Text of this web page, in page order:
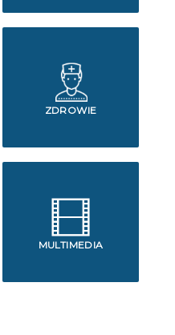
ZDROWIE
MULTIMEDIA